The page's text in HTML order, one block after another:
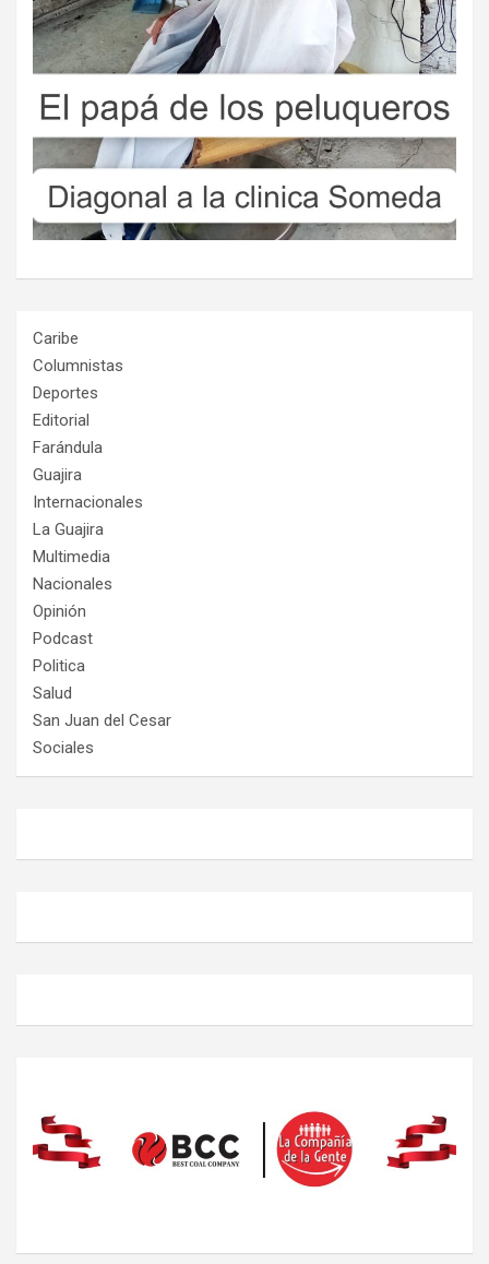
Caribe
Columnistas
Deportes
Editorial
Farándula
Guajira
Internacionales
La Guajira
Multimedia
Nacionales
Opinión
Podcast
Politica
Salud
San Juan del Cesar
Sociales